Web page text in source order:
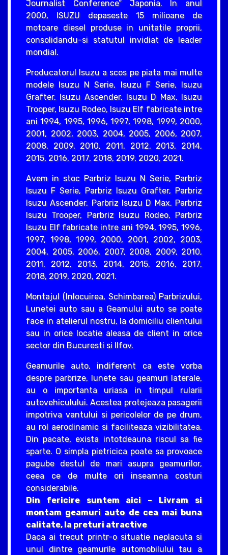
Journalist Conference” Japonia. In anul
2000, ISUZU depaseste 15 milioane de
motoare diesel produse in unitatile proprii,
consolidandu-si statutul invidiat de leader
mondial.
Producatorul Isuzu a scos pe piata mai multe
modele Isuzu N Serie, Isuzu F Serie, Isuzu
Grafter, Isuzu Ascender, Isuzu D Max, Isuzu
Trooper, Isuzu Rodeo, Isuzu Elf fabricate intre
ani 1994, 1995, 1996, 1997, 1998, 1999, 2000,
2001, 2002, 2003, 2004, 2005, 2006, 2007,
2008, 2009, 2010, 2011, 2012, 2013, 2014,
2015, 2016, 2017, 2018, 2019, 2020, 2021.
Avem in stoc Parbriz Isuzu N Serie, Parbriz
Isuzu F Serie, Parbriz Isuzu Grafter, Parbriz
Isuzu Ascender, Parbriz Isuzu D Max, Parbriz
Isuzu Trooper, Parbriz Isuzu Rodeo, Parbriz
Isuzu Elf fabricate intre ani 1994, 1995, 1996,
1997, 1998, 1999, 2000, 2001, 2002, 2003,
2004, 2005, 2006, 2007, 2008, 2009, 2010,
2011, 2012, 2013, 2014, 2015, 2016, 2017,
2018, 2019, 2020, 2021.
Montajul (Inlocuirea, Schimbarea) Parbrizului,
Lunetei auto sau a Geamului auto se poate
face in atelierul nostru, la domiciliu clientului
sau in orice locatie aleasa de client in orice
sector din Bucuresti si Ilfov.
Geamurile auto, indiferent ca este vorba
despre parbrize, lunete sau geamuri laterale,
au o importanta uriasa in timpul rularii
autovehiculului. Acestea protejeaza pasagerii
impotriva vantului si pericolelor de pe drum,
au rol aerodinamic si faciliteaza vizibilitatea.
Din pacate, exista intotdeauna riscul sa fie
sparte. O simpla pietricica poate sa provoace
pagube destul de mari asupra geamurilor,
ceea ce de multe ori inseamna costuri
considerabile.
Din fericire suntem aici – Livram si
montam geamuri auto de cea mai buna
calitate, la preturi atractive
Daca ai trecut printr-o situatie neplacuta si
unul dintre geamurile automobilului tau a